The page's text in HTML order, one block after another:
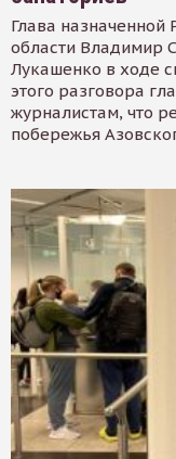
Глава назначенной
области Владимир
Лукашенко в ходе
этого разговора
журналистам, что
побережья